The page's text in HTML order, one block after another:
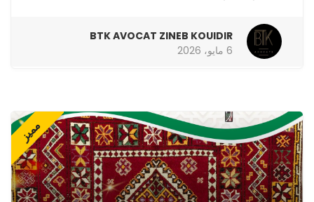
BTK AVOCAT ZINEB KOUIDIR
6 مايو، 2026
مميز